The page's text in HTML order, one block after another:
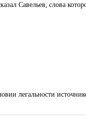
Савельев, слова
легальности